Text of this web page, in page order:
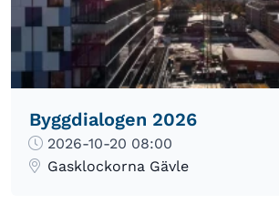
Byggdialogen 2026
2026-10-20 08:00
Gasklockorna Gävle